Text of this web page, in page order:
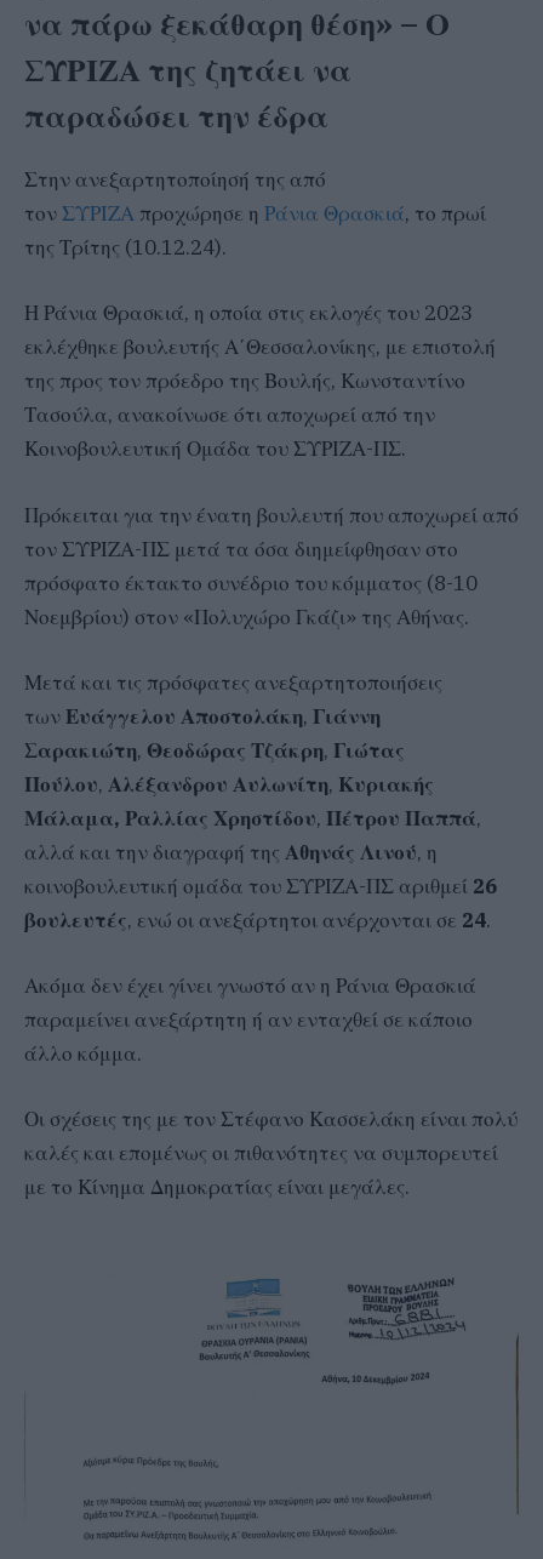
να πάρω ξεκάθαρη θέση» – Ο
ΣΥΡΙΖΑ της ζητάει να
παραδώσει την έδρα
Στην ανεξαρτητοποίησή της από
τον ΣΥΡΙΖΑ προχώρησε η Ράνια Θρασκιά, το πρωί
της Τρίτης (10.12.24).
Η Ράνια Θρασκιά, η οποία στις εκλογές του 2023
εκλέχθηκε βουλευτής Α΄Θεσσαλονίκης, με επιστολή
της προς τον πρόεδρο της Βουλής, Κωνσταντίνο
Τασούλα, ανακοίνωσε ότι αποχωρεί από την
Κοινοβουλευτική Ομάδα του ΣΥΡΙΖΑ-ΠΣ.
Πρόκειται για την ένατη βουλευτή που αποχωρεί από
τον ΣΥΡΙΖΑ-ΠΣ μετά τα όσα διημείφθησαν στο
πρόσφατο έκτακτο συνέδριο του κόμματος (8-10
Νοεμβρίου) στον «Πολυχώρο Γκάζι» της Αθήνας.
Μετά και τις πρόσφατες ανεξαρτητοποιήσεις
των Ευάγγελου Αποστολάκη, Γιάννη
Σαρακιώτη, Θεοδώρας Τζάκρη, Γιώτας
Πούλου, Αλέξανδρου Αυλωνίτη, Κυριακής
Μάλαμα, Ραλλίας Χρηστίδου, Πέτρου Παππά,
αλλά και την διαγραφή της Αθηνάς Λινού, η
κοινοβουλευτική ομάδα του ΣΥΡΙΖΑ-ΠΣ αριθμεί 26
βουλευτές, ενώ οι ανεξάρτητοι ανέρχονται σε 24.
Ακόμα δεν έχει γίνει γνωστό αν η Ράνια Θρασκιά
παραμείνει ανεξάρτητη ή αν ενταχθεί σε κάποιο
άλλο κόμμα.
Οι σχέσεις της με τον Στέφανο Κασσελάκη είναι πολύ
καλές και επομένως οι πιθανότητες να συμπορευτεί
με το Κίνημα Δημοκρατίας είναι μεγάλες.